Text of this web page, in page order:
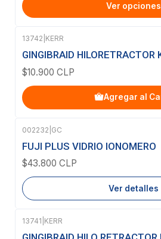
Ver opciones
13742 KERR
GINGIBRAID HILORETRACTOR
$10.900 CLP
Agregar al
Agotado
002232 GC
FUJI PLUS VIDRIO IONOMERO
$43.800 CLP
Ver detalles
13741 KERR